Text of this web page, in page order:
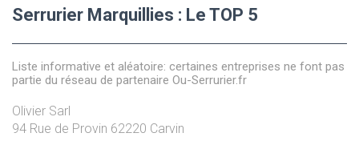
Serrurier Marquillies : Le TOP 5
Liste informative et aléatoire: certaines entreprises ne font pas
partie du réseau de partenaire Ou-Serrurier.fr
Olivier Sarl
94 Rue de Provin 62220 Carvin